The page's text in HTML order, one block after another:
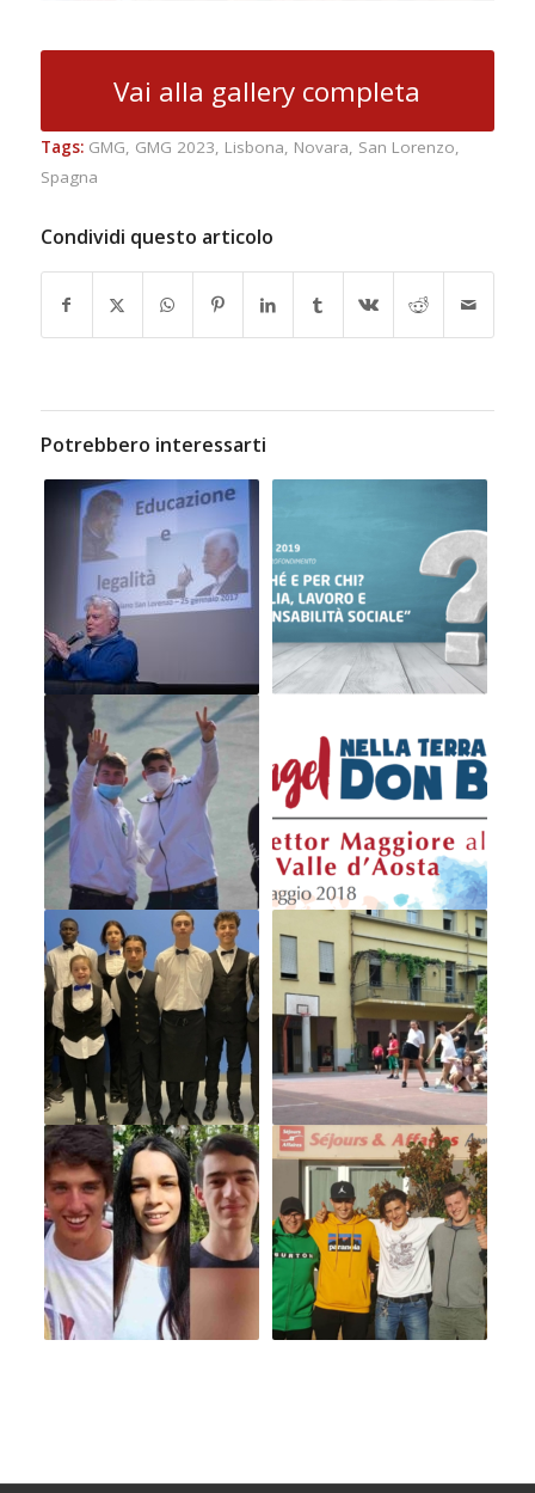
Vai alla gallery completa
Tags: GMG, GMG 2023, Lisbona, Novara, San Lorenzo,
Spagna
Condividi questo articolo
Potrebbero interessarti